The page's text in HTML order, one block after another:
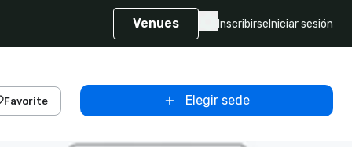
Venues Inscribirse Iniciar sesión
Favorite Elegir sede